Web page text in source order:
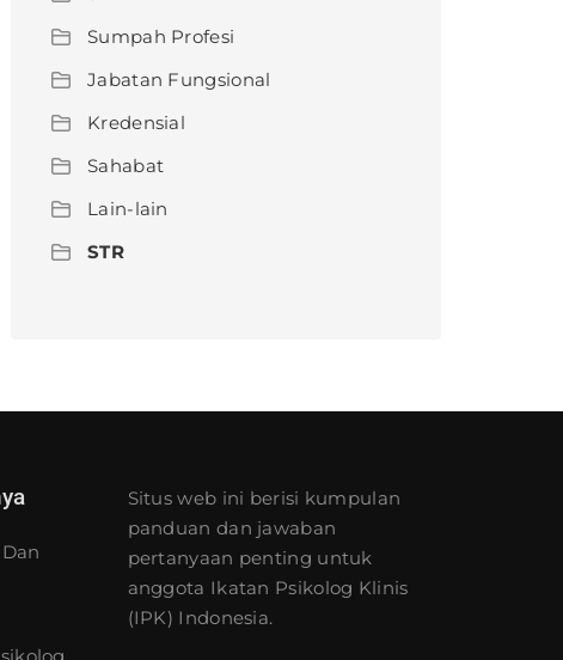
Sumpah Profesi
Jabatan Fungsional
Kredensial
Sahabat
Lain-lain
STR
Situs web ini berisi kumpulan
panduan dan jawaban
pertanyaan penting untuk
anggota Ikatan Psikolog Klinis
(IPK) Indonesia.